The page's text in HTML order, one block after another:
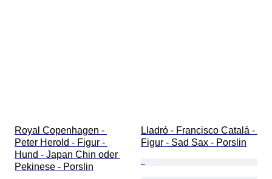
Royal Copenhagen -
Peter Herold - Figur -
Hund - Japan Chin oder
Pekinese - Porslin
Lladró - Francisco Catalá -
Figur - Sad Sax - Porslin